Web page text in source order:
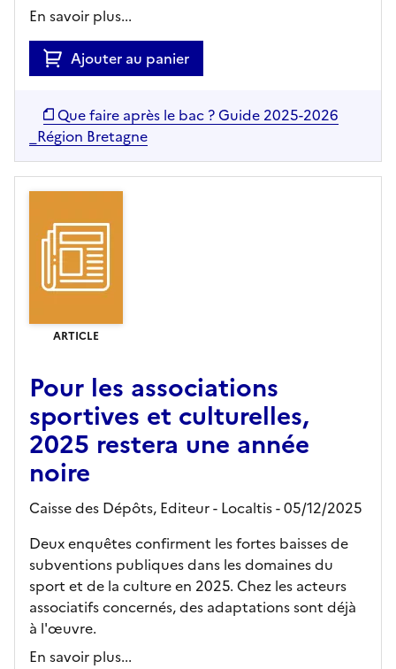
En savoir plus...
Ajouter au panier
Que faire après le bac ? Guide 2025-2026
_Région Bretagne
ARTICLE
Pour les associations
sportives et culturelles,
2025 restera une année
noire
Caisse des Dépôts, Editeur- Localtis- 05/12/2025
Deux enquêtes confirment les fortes baisses de
subventions publiques dans les domaines du
sport et de la culture en 2025. Chez les acteurs
associatifs concernés, des adaptations sont déjà
à l'œuvre.
En savoir plus...